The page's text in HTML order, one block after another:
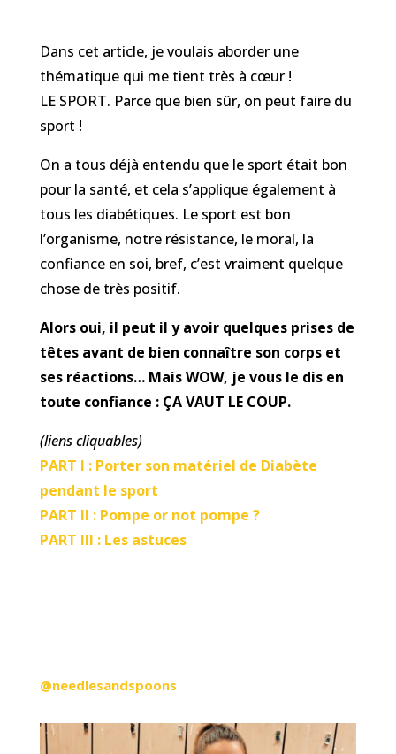
Dans cet article, je voulais aborder une
thématique qui me tient très à cœur !
LE SPORT. Parce que bien sûr, on peut faire du
sport !
On a tous déjà entendu que le sport était bon
pour la santé, et cela s’applique également à
tous les diabétiques. Le sport est bon
l’organisme, notre résistance, le moral, la
confiance en soi, bref, c’est vraiment quelque
chose de très positif.
Alors oui, il peut il y avoir quelques prises de
têtes avant de bien connaître son corps et
ses réactions… Mais WOW, je vous le dis en
toute confiance : ÇA VAUT LE COUP.
(liens cliquables)
PART I : Porter son matériel de Diabète
pendant le sport
PART II : Pompe or not pompe ?
PART III : Les astuces
@needlesandspoons